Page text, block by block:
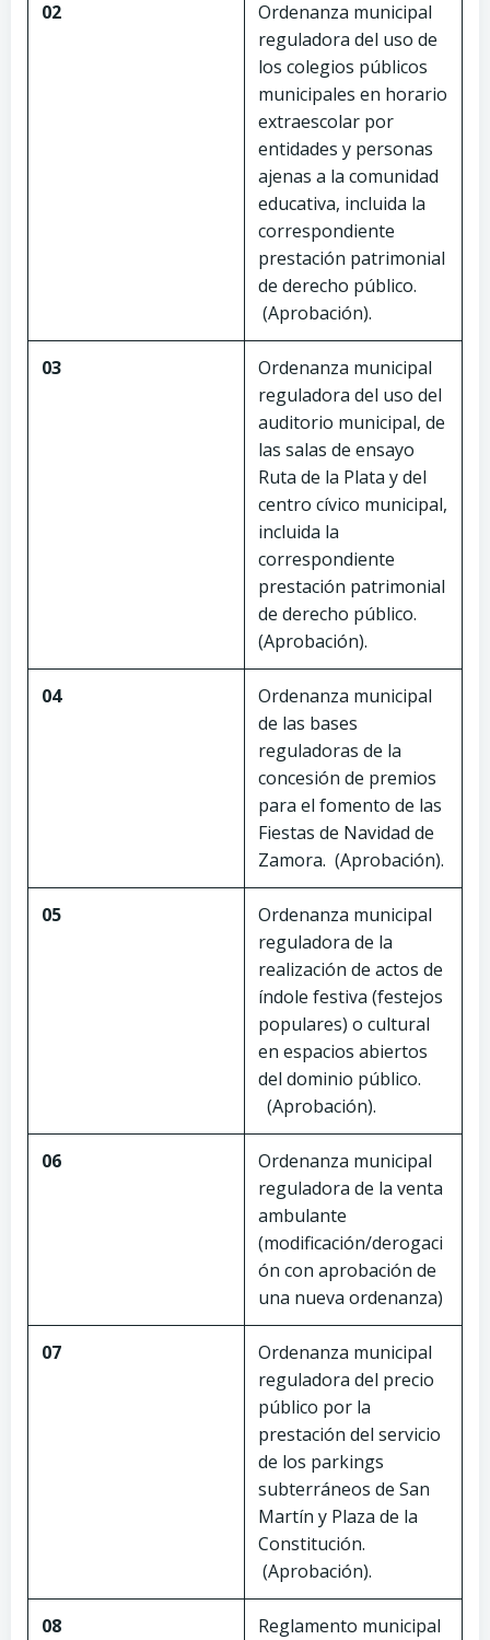
02
Ordenanza municipal
reguladora del uso de
los colegios públicos
municipales en horario
extraescolar por
entidades y personas
ajenas a la comunidad
educativa, incluida la
correspondiente
prestación patrimonial
de derecho público.
(Aprobación).
03
Ordenanza municipal
reguladora del uso del
auditorio municipal, de
las salas de ensayo
Ruta de la Plata y del
centro cívico municipal,
incluida la
correspondiente
prestación patrimonial
de derecho público.
(Aprobación).
04
Ordenanza municipal
de las bases
reguladoras de la
concesión de premios
para el fomento de las
Fiestas de Navidad de
Zamora. (Aprobación).
05
Ordenanza municipal
reguladora de la
realización de actos de
índole festiva (festejos
populares) o cultural
en espacios abiertos
del dominio público.
(Aprobación).
06
Ordenanza municipal
reguladora de la venta
ambulante
(modificación/derogaci
ón con aprobación de
una nueva ordenanza)
07
Ordenanza municipal
reguladora del precio
público por la
prestación del servicio
de los parkings
subterráneos de San
Martín y Plaza de la
Constitución.
(Aprobación).
08
Reglamento municipal